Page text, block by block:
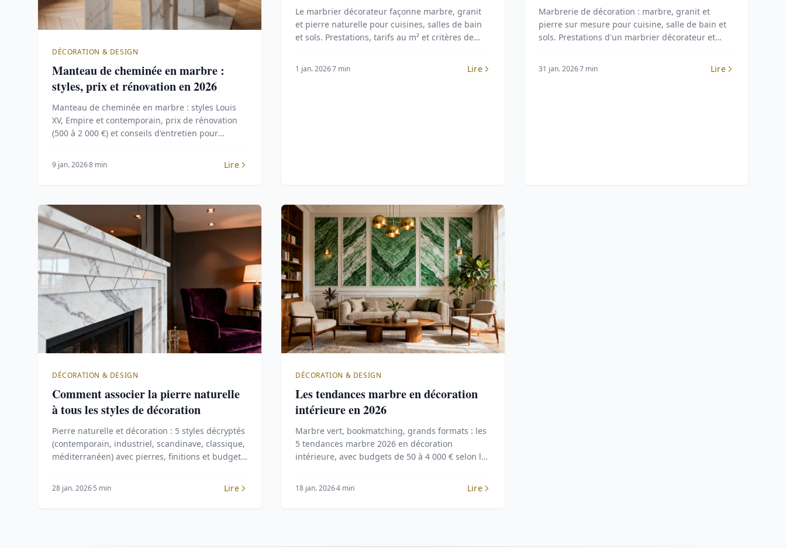
DÉCORATION & DESIGN
Manteau de cheminée en marbre :
styles, prix et rénovation en 2026
Manteau de cheminée en marbre : styles Louis
XV, Empire et contemporain, prix de rénovation
(500 à 2 000 €) et conseils d'entretien pour
9 jan. 20268 min Lire
Le marbrier décorateur façonne marbre, granit
et pierre naturelle pour cuisines, salles de bain
et sols. Prestations, tarifs au m² et critères de
1 jan. 20267 min Lire
Marbrerie de décoration : marbre, granit et
pierre sur mesure pour cuisine, salle de bain et
sols. Prestations d'un marbrier décorateur et
31 jan. 20267 min Lire
DÉCORATION & DESIGN
Comment associer la pierre naturelle
à tous les styles de décoration
Pierre naturelle et décoration : 5 styles décryptés
(contemporain, industriel, scandinave, classique,
méditerranéen) avec pierres, finitions et budgets
28 jan. 20265 min Lire
DÉCORATION & DESIGN
Les tendances marbre en décoration
intérieure en 2026
Marbre vert, bookmatching, grands formats : les
5 tendances marbre 2026 en décoration
intérieure, avec budgets de 50 à 4 000 € selon les
18 jan. 20264 min Lire